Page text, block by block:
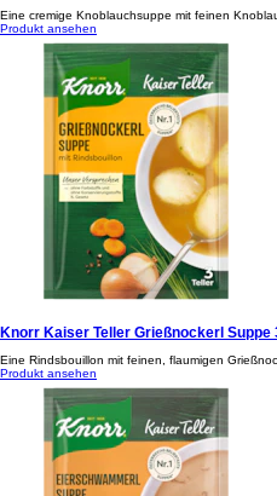
Eine cremige Knoblauchsuppe mit feinen
Produkt ansehen
Knorr Kaiser Teller Grießnockerl Suppe
Eine Rindsbouillon mit feinen, flaumigen
Produkt ansehen